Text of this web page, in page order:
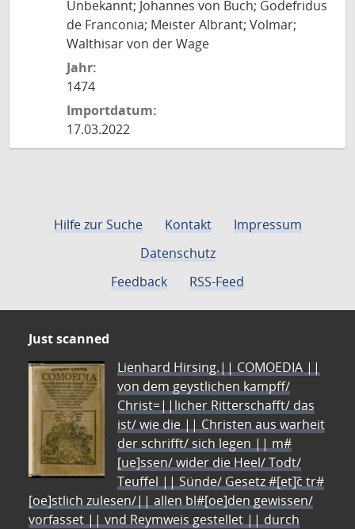
Unbekannt; Johannes von Buch; Godefridus
de Franconia; Meister Albrant; Volmar;
Walthisar von der Wage
Jahr:
1474
Importdatum:
17.03.2022
Hilfe zur Suche Kontakt
Impressum
Datenschutz
Feedback
RSS-Feed
Just scanned
Lienhard Hirsing.|| COMOEDIA ||
von dem geystlichen kampff/
Christ=||licher Ritterschafft/ das
ist/ wie die || Christen aus warheit
der schrifft/ sich legen || m#
[ue]ssen/ wider die Heel/ Todt/
Teuffel || Sünde/ Gesetz #[et]c̃ tr#
[oe]stlich zulesen/|| allen bl#[oe]den gewissen/
vorfasset || vnd Reymweis gestellet || durch